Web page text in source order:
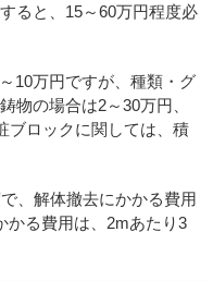
ると、15～60万円程度必
10万円ですが、種類・グ
物の場合は2～30万円、
ブロックに関しては、積
、解体撤去にかかる費用
かる費用は、2mあたり3